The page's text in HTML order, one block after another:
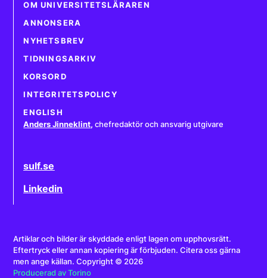
OM UNIVERSITETSLÄRAREN
ANNONSERA
NYHETSBREV
TIDNINGSARKIV
KORSORD
INTEGRITETSPOLICY
ENGLISH
Anders Jinneklint, chefredaktör och ansvarig utgivare
sulf.se
Linkedin
Artiklar och bilder är skyddade enligt lagen om upphovsrätt.
Eftertryck eller annan kopiering är förbjuden. Citera oss gärna
men ange källan. Copyright © 2026
Producerad av Torino